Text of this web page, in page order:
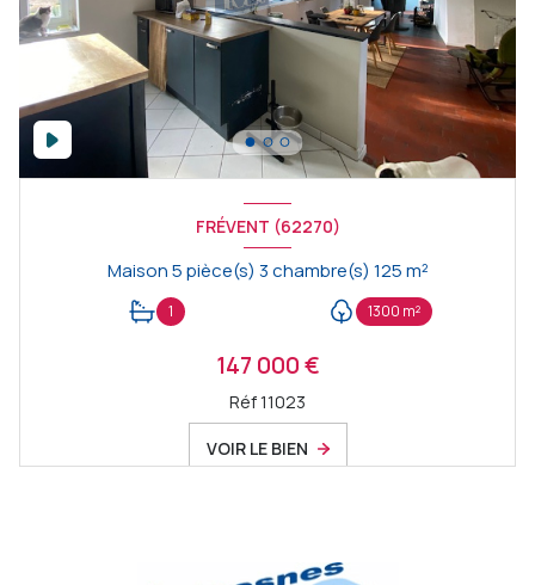
FRÉVENT (62270)
Maison 5 pièce(s) 3 chambre(s) 125 m²
1 1300 m²
147 000 €
Réf 11023
VOIR LE BIEN